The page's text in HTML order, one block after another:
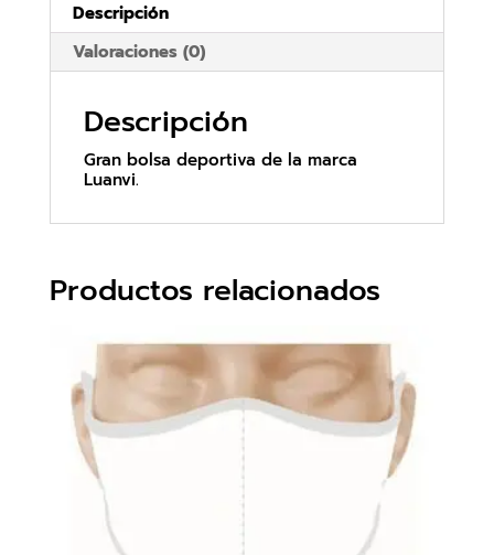
Descripción
Valoraciones (0)
Descripción
Gran bolsa deportiva de la marca
Luanvi.
Productos relacionados